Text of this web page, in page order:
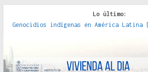
Lo último:
Genocidios indígenas en América Latina
políticas, prácticas y representaciones
crítica de las fronteras